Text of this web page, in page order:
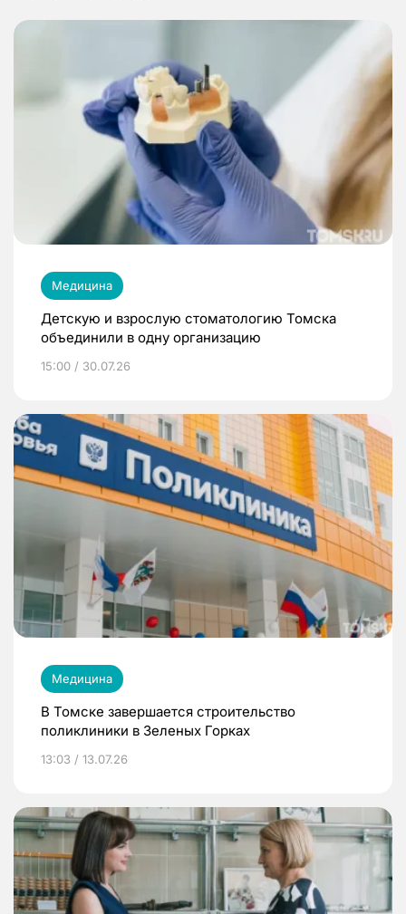
Медицина
Детскую и взрослую стоматологию Томска
объединили в одну организацию
15:00 / 30.07.26
Медицина
В Томске завершается строительство
поликлиники в Зеленых Горках
13:03 / 13.07.26